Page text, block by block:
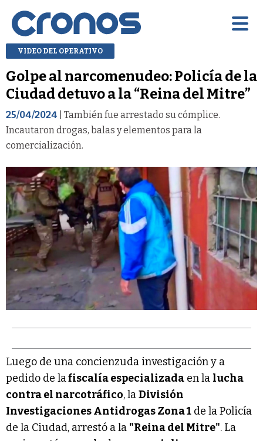
VIDEO DEL OPERATIVO
Golpe al narcomenudeo: Policía de la
Ciudad detuvo a la “Reina del Mitre”
25/04/2024 | También fue arrestado su cómplice.
Incautaron drogas, balas y elementos para la
comercialización.
Luego de una concienzuda investigación y a
pedido de lafiscalía especializada en la lucha
contra el narcotráfico, laDivisión
Investigaciones Antidrogas Zona 1 de la Policía
de la Ciudad, arrestó a la "Reina del Mitre". La